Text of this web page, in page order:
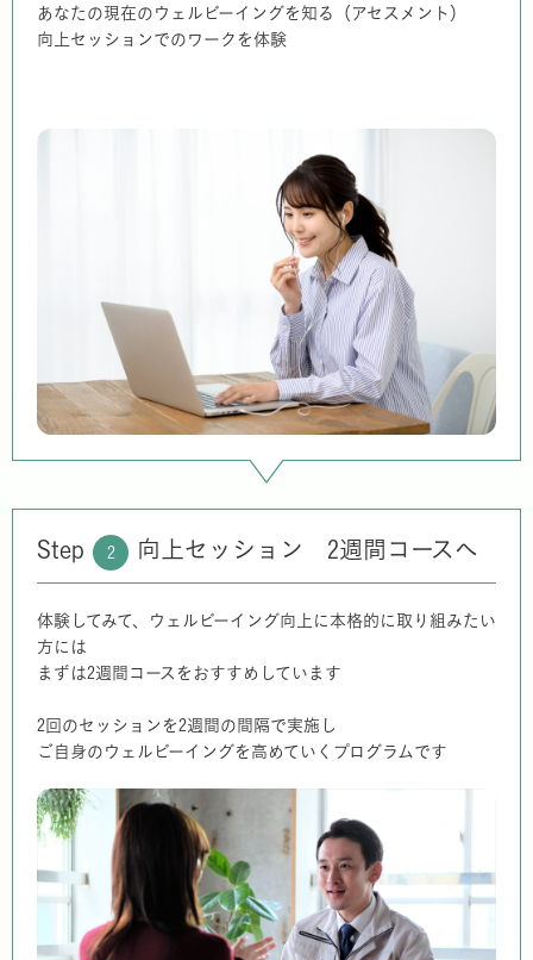
あなたの現在のウェルビーイングを知る（アセスメント）
向上セッションでのワークを体験
Step 2 向上セッション 2週間コースへ
体験してみて、ウェルビーイング向上に本格的に取り組みたい
方には
まずは2週間コースをおすすめしています
2回のセッションを2週間の間隔で実施し
ご自身のウェルビーイングを高めていくプログラムです